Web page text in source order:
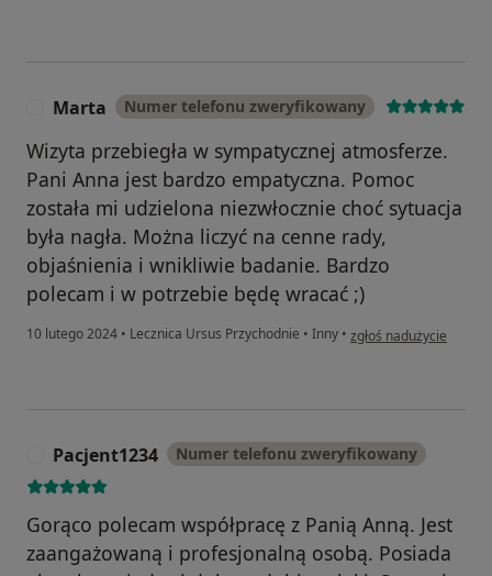
Marta Numer telefonu zweryfikowany
Wizyta przebiegła w sympatycznej atmosferze.
Pani Anna jest bardzo empatyczna. Pomoc
została mi udzielona niezwłocznie choć sytuacja
była nagła. Można liczyć na cenne rady,
objaśnienia i wnikliwie badanie. Bardzo
polecam i w potrzebie będę wracać ;)
10 lutego 2024 • Lecznica Ursus Przychodnie • Inny • w opinii użytkownika
zgłoś nadużycie
Pacjent1234 Numer telefonu zweryfikowany
Gorąco polecam współpracę z Panią Anną. Jest
zaangażowaną i profesjonalną osobą. Posiada